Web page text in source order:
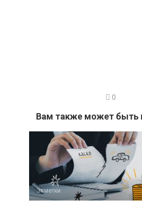
0
Вам также может быть
Заметки